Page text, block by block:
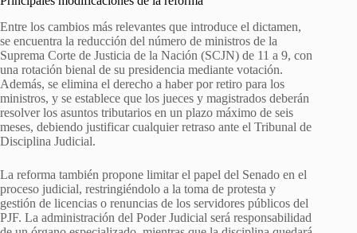
Entre los cambios más relevantes que introduce el dictamen,
se encuentra la reducción del número de ministros de la
Suprema Corte de Justicia de la Nación (SCJN) de 11 a 9, con
una rotación bienal de su presidencia mediante votación.
Además, se elimina el derecho a haber por retiro para los
ministros, y se establece que los jueces y magistrados deberán
resolver los asuntos tributarios en un plazo máximo de seis
meses, debiendo justificar cualquier retraso ante el Tribunal de
Disciplina Judicial.
La reforma también propone limitar el papel del Senado en el
proceso judicial, restringiéndolo a la toma de protesta y
gestión de licencias o renuncias de los servidores públicos del
PJF. La administración del Poder Judicial será responsabilidad